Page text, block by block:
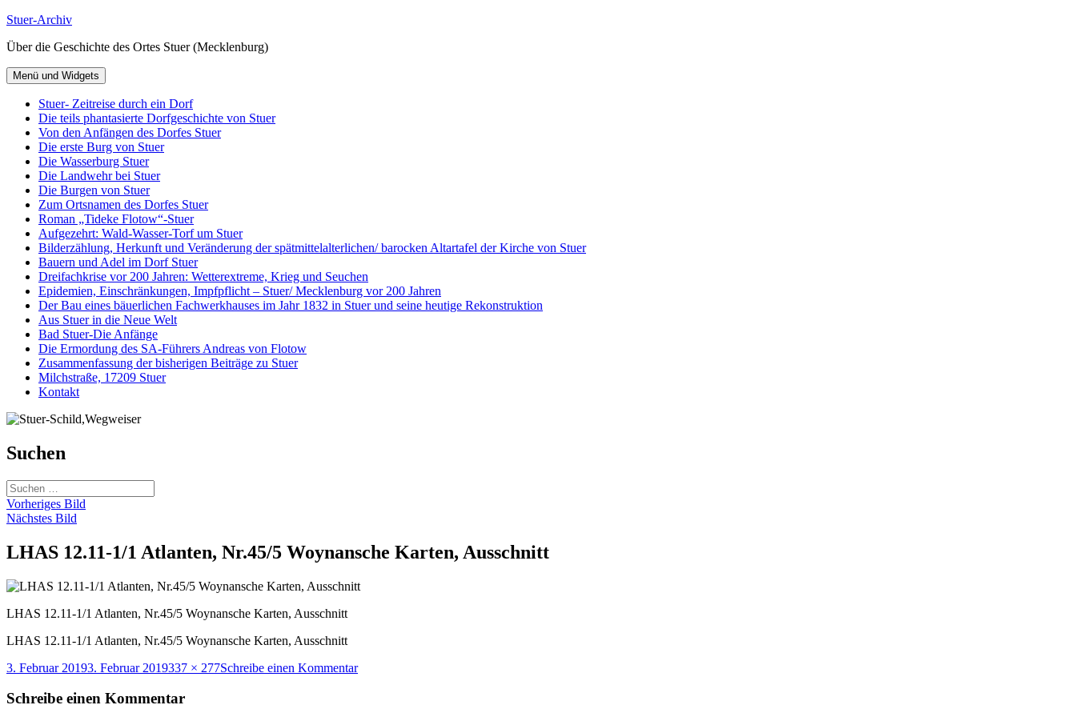
Zum
springen
Stuer-Archiv
Über die Geschichte des Ortes Stuer (Mecklenburg)
Menü und Widgets
Stuer- Zeitreise durch ein Dorf
Die teils phantasierte Dorfgeschichte von Stuer
Von den Anfängen des Dorfes Stuer
Die erste Burg von Stuer
Die Wasserburg Stuer
Die Landwehr bei Stuer
Die Burgen von Stuer
Zum Ortsnamen des Dorfes Stuer
Roman „Tideke Flotow“-Stuer
Aufgezehrt: Wald-Wasser-Torf um Stuer
Bilderzählung, Herkunft und Veränderung der spätmittelalterlichen/ barocken Altartafel der Kirche von Stuer
Bauern und Adel im Dorf Stuer
Dreifachkrise vor 200 Jahren: Wetterextreme, Krieg und Seuchen
Epidemien, Einschränkungen, Impfpflicht – Stuer/ Mecklenburg vor 200 Jahren
Der Bau eines bäuerlichen Fachwerkhauses im Jahr 1832 in Stuer und seine heutige Rekonstruktion
Aus Stuer in die Neue Welt
Bad Stuer-Die Anfänge
Die Ermordung des SA-Führers Andreas von Flotow
Zusammenfassung der bisherigen Beiträge zu Stuer
Milchstraße, 17209 Stuer
Kontakt
Suchen
Suchen
nach:
Vorheriges Bild
Nächstes Bild
LHAS 12.11-1/1 Atlanten, Nr.45/5 Woynansche Karten, Ausschnitt
LHAS 12.11-1/1 Atlanten, Nr.45/5 Woynansche Karten, Ausschnitt
LHAS 12.11-1/1 Atlanten, Nr.45/5 Woynansche Karten, Ausschnitt
Veröffentlicht
3. Februar 20193. Februar 2019Originalgröße
337 × 277Schreibe einen Kommentarzu
Schreibe einen Kommentar